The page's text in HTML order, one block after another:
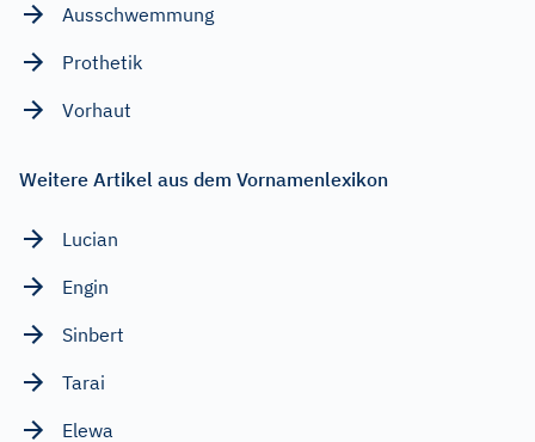
Ausschwemmung
Prothetik
Vorhaut
Weitere Artikel aus dem Vornamenlexikon
Lucian
Engin
Sinbert
Tarai
Elewa